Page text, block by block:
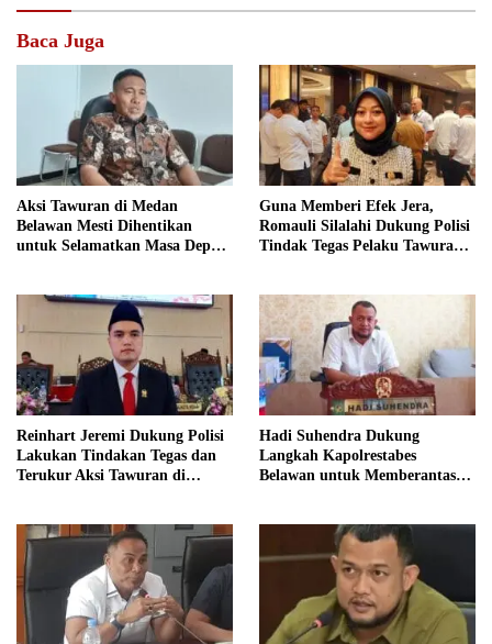
Baca Juga
Aksi Tawuran di Medan
Belawan Mesti Dihentikan
untuk Selamatkan Masa Depan
Guna Memberi Efek Jera,
Romauli Silalahi Dukung Polisi
Tindak Tegas Pelaku Tawuran
Reinhart Jeremi Dukung Polisi
Lakukan Tindakan Tegas dan
Terukur Aksi Tawuran di
Hadi Suhendra Dukung
Langkah Kapolrestabes
Belawan untuk Memberantas